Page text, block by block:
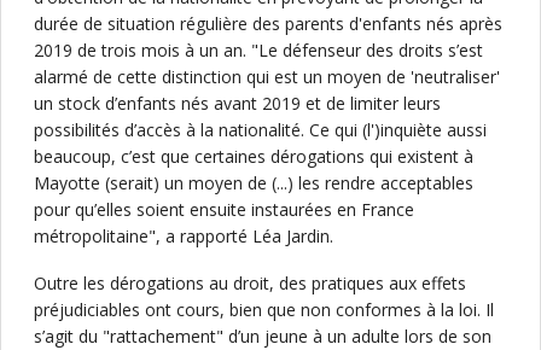
durée de situation régulière des parents d'enfants nés après
2019 de trois mois à un an. "Le défenseur des droits s’est
alarmé de cette distinction qui est un moyen de 'neutraliser'
un stock d’enfants nés avant 2019 et de limiter leurs
possibilités d’accès à la nationalité. Ce qui (l')inquiète aussi
beaucoup, c’est que certaines dérogations qui existent à
Mayotte (serait) un moyen de (...) les rendre acceptables
pour qu’elles soient ensuite instaurées en France
métropolitaine", a rapporté Léa Jardin.
Outre les dérogations au droit, des pratiques aux effets
préjudiciables ont cours, bien que non conformes à la loi. Il
s’agit du "rattachement" d’un jeune à un adulte lors de son